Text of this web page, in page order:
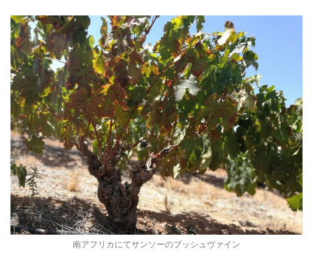
南アフリカにてサンソーのブッシュヴァイン